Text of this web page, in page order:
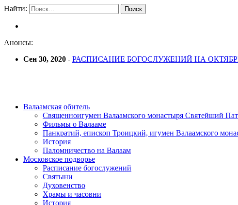
Найти:
Анонсы:
Сен 30, 2020 - РАСПИСАНИЕ БОГОСЛУЖЕНИЙ НА
Валаамская обитель
Священноигумен Валаамского монастыря Святейший
Фильмы о Валааме
Панкратий, епископ Троицкий, игумен Валаамского
История
Паломничество на Валаам
Московское подворье
Расписание богослужений
Святыни
Духовенство
Храмы и часовни
История